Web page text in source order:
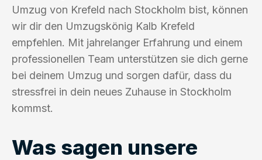
Umzug von Krefeld nach Stockholm bist, können
wir dir den Umzugskönig Kalb Krefeld
empfehlen. Mit jahrelanger Erfahrung und einem
professionellen Team unterstützen sie dich gerne
bei deinem Umzug und sorgen dafür, dass du
stressfrei in dein neues Zuhause in Stockholm
kommst.
Was sagen unsere